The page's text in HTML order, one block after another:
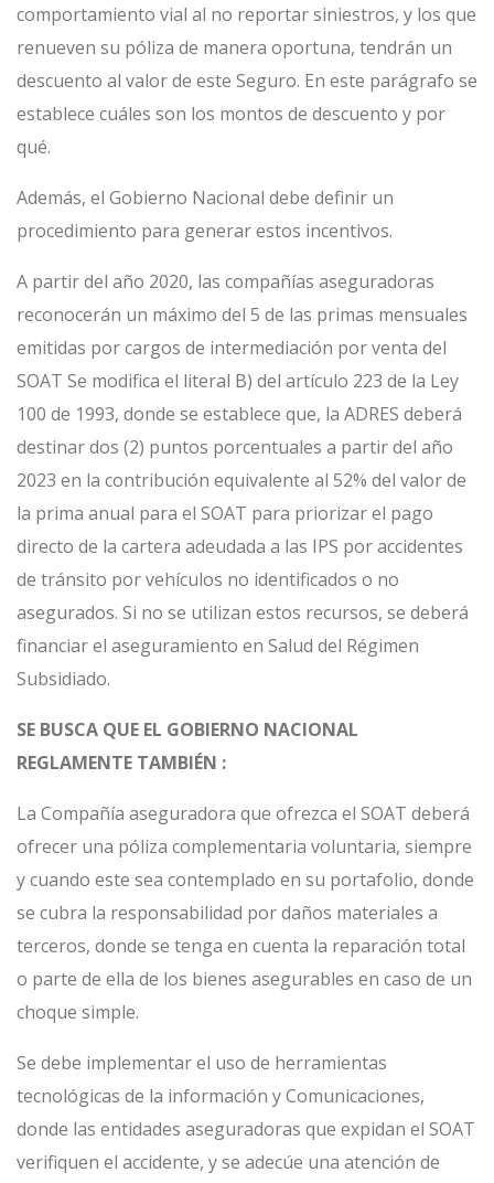
comportamiento vial al no reportar siniestros, y los que
renueven su póliza de manera oportuna, tendrán un
descuento al valor de este Seguro. En este parágrafo se
establece cuáles son los montos de descuento y por
qué.
Además, el Gobierno Nacional debe definir un
procedimiento para generar estos incentivos.
A partir del año 2020, las compañías aseguradoras
reconocerán un máximo del 5 de las primas mensuales
emitidas por cargos de intermediación por venta del
SOAT Se modifica el literal B) del artículo 223 de la Ley
100 de 1993, donde se establece que, la ADRES deberá
destinar dos (2) puntos porcentuales a partir del año
2023 en la contribución equivalente al 52% del valor de
la prima anual para el SOAT para priorizar el pago
directo de la cartera adeudada a las IPS por accidentes
de tránsito por vehículos no identificados o no
asegurados. Si no se utilizan estos recursos, se deberá
financiar el aseguramiento en Salud del Régimen
Subsidiado.
SE BUSCA QUE EL GOBIERNO NACIONAL
REGLAMENTE TAMBIÉN :
La Compañía aseguradora que ofrezca el SOAT deberá
ofrecer una póliza complementaria voluntaria, siempre
y cuando este sea contemplado en su portafolio, donde
se cubra la responsabilidad por daños materiales a
terceros, donde se tenga en cuenta la reparación total
o parte de ella de los bienes asegurables en caso de un
choque simple.
Se debe implementar el uso de herramientas
tecnológicas de la información y Comunicaciones,
donde las entidades aseguradoras que expidan el SOAT
verifiquen el accidente, y se adecúe una atención de